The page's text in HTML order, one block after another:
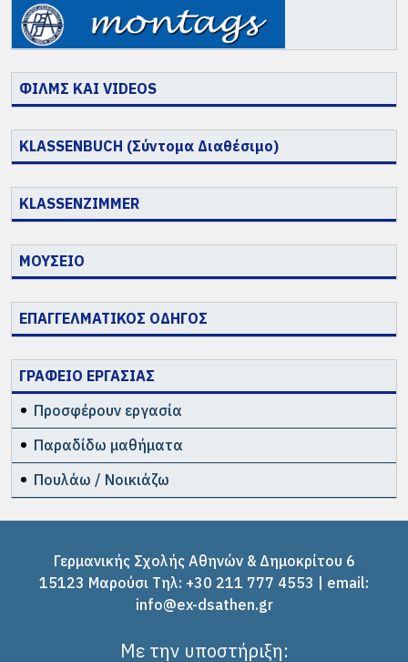
ΦΙΛΜΣ ΚΑΙ VIDEOS
KLASSENBUCH (Σύντομα Διαθέσιμο)
KLASSENZIMMER
ΜΟΥΣΕΙΟ
ΕΠΑΓΓΕΛΜΑΤΙΚΟΣ ΟΔΗΓΟΣ
ΓΡΑΦΕΙΟ ΕΡΓΑΣΙΑΣ
Προσφέρουν εργασία
Παραδίδω μαθήματα
Πουλάω / Νοικιάζω
Γερμανικής Σχολής Αθηνών & Δημοκρίτου 6
15123 Μαρούσι Tηλ: +30 211 777 4553 | email:
info@ex-dsathen.gr
Με την υποστήριξη: